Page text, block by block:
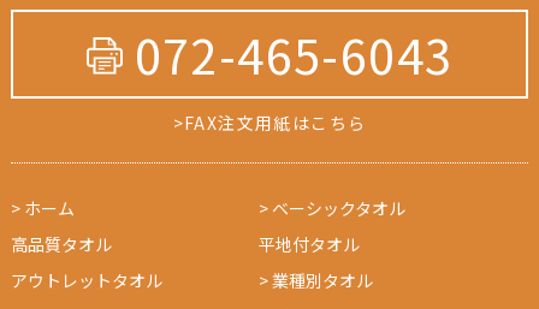
072-465-6043
>FAX注文用紙はこちら
> ホーム
> ベーシックタオル
高品質タオル
平地付タオル
アウトレットタオル
> 業種別タオル